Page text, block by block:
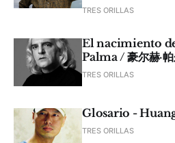
TRES ORILLAS
El nacimiento
Palma / 豪尔赫·
TRES ORILLAS
Glosario -
TRES ORILLAS